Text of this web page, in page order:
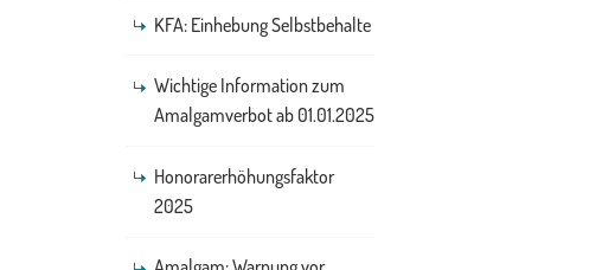
KFA: Einhebung Selbstbehalte
Wichtige Information zum
Amalgamverbot ab 01.01.2025
Honorarerhöhungsfaktor
2025